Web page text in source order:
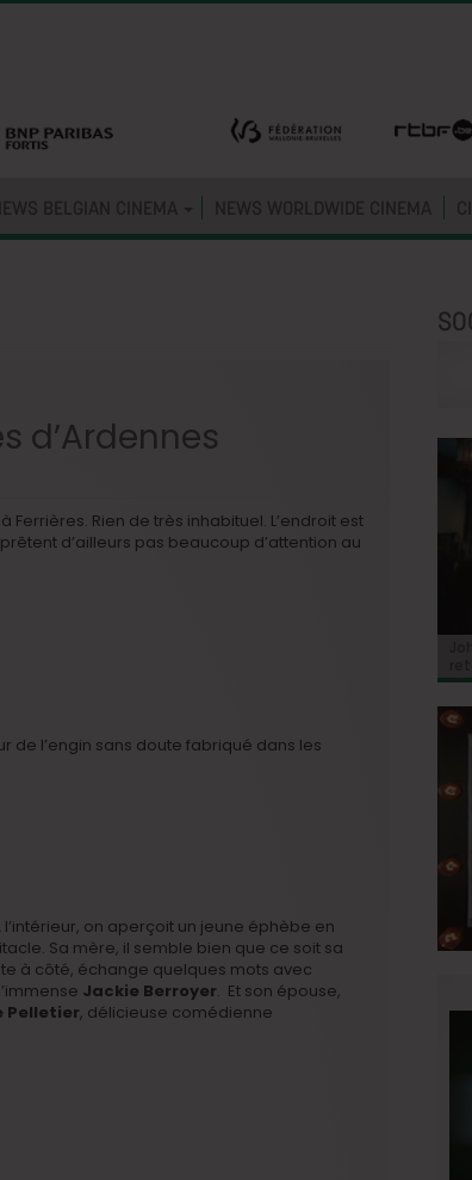
BELGIAN CINEMA NEWS WORLDWIDE CINEMA
d’Ardennes
Rien de très inhabituel. L’endroit est
d’ailleurs pas beaucoup d’attention au
de l’engin sans doute fabriqué dans les
on aperçoit un jeune éphèbe en
Sa mère, il semble bien que ce soit sa
à côté, échange quelques mots avec
Jackie Berroyer. Et son épouse,
Pelletier, délicieuse comédienne
du